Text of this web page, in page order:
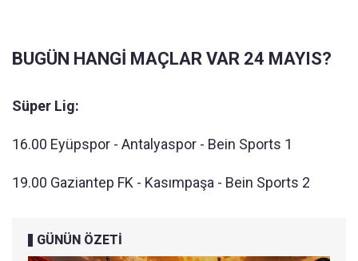
BUGÜN HANGİ MAÇLAR VAR 24 MAYIS?
Süper Lig:
16.00 Eyüpspor - Antalyaspor - Bein Sports 1
19.00 Gaziantep FK - Kasımpaşa - Bein Sports 2
GÜNÜN ÖZETİ